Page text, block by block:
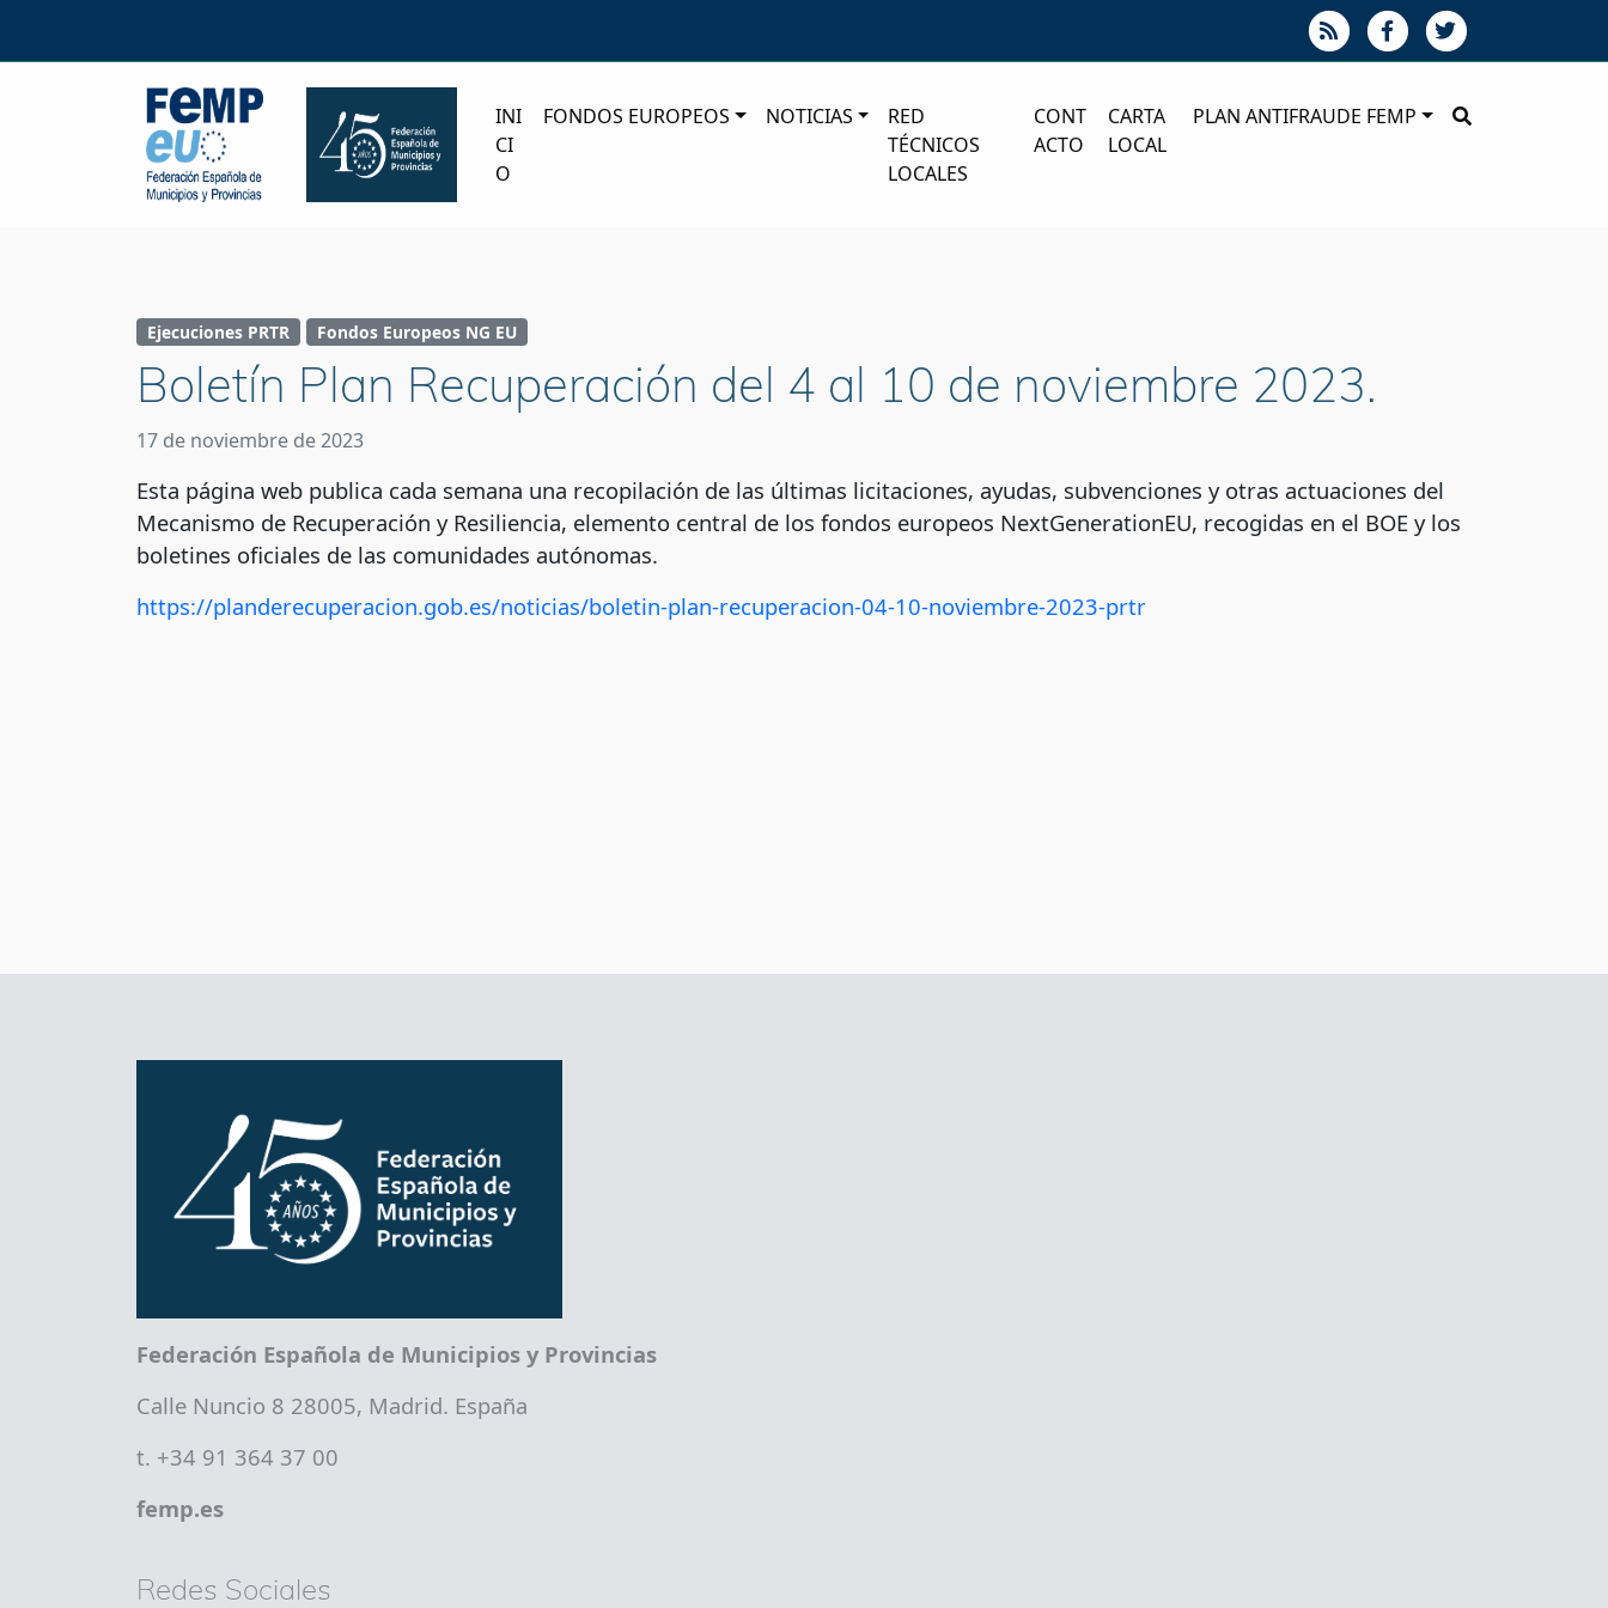
INI
CI
O
FONDOS EUROPEOS NOTICIAS
RED
TÉCNICOS
LOCALES
CONT
ACTO
CARTA
LOCAL
PLAN ANTIFRAUDE FEMP
Ejecuciones PRTR Fondos Europeos NG EU
Boletín Plan Recuperación del 4 al 10 de noviembre 2023.
17 de noviembre de 2023
Esta página web publica cada semana una recopilación de las últimas licitaciones, ayudas, subvenciones y otras actuaciones del
Mecanismo de Recuperación y Resiliencia, elemento central de los fondos europeos NextGenerationEU, recogidas en el BOE y los
boletines oficiales de las comunidades autónomas.
https://planderecuperacion.gob.es/noticias/boletin-plan-recuperacion-04-10-noviembre-2023-prtr
Federación Española de Municipios y Provincias
Calle Nuncio 8 28005, Madrid. España
t. +34 91 364 37 00
femp.es
Redes Sociales